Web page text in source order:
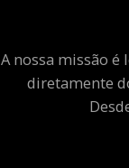
A nossa missão
diretamente